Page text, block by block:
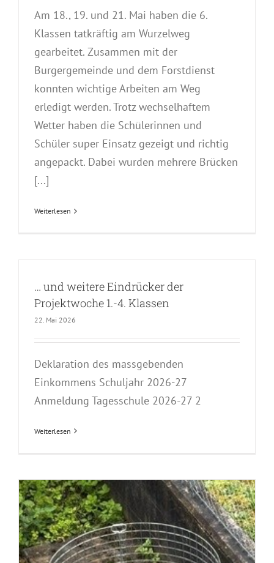
Am 18., 19. und 21. Mai haben die 6.
Klassen tatkräftig am Wurzelweg
gearbeitet. Zusammen mit der
Burgergemeinde und dem Forstdienst
konnten wichtige Arbeiten am Weg
erledigt werden. Trotz wechselhaftem
Wetter haben die Schülerinnen und
Schüler super Einsatz gezeigt und richtig
angepackt. Dabei wurden mehrere Brücken
[...]
Weiterlesen
… und weitere Eindrücker der
Projektwoche 1.-4. Klassen
22. Mai 2026
Deklaration des massgebenden
Einkommens Schuljahr 2026-27
Anmeldung Tagesschule 2026-27 2
Weiterlesen